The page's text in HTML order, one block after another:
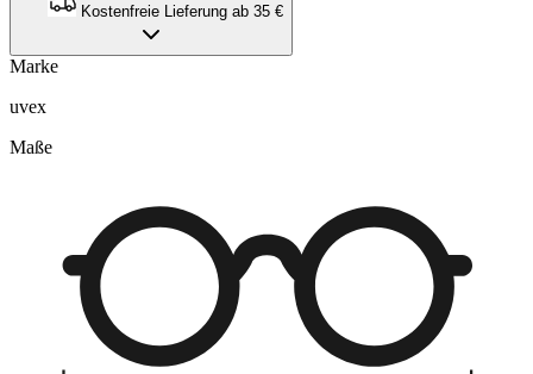
Kostenfreie Lieferung ab 35 €
Marke
uvex
Maße